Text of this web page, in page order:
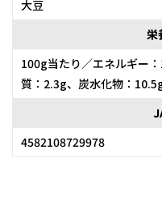
大豆
栄
100g当たり／エネルギー
質：2.3g、炭水化物：
4582108729978